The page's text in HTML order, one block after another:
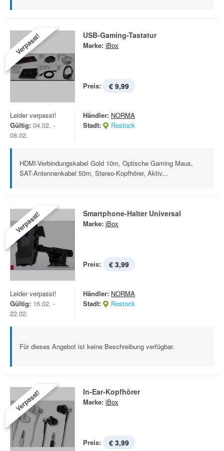
Verpasst! USB-Gaming-Tastatur
Marke: iBox
Preis: € 9,99
Leider verpasst!
Gültig: 04.02. -
08.02.
Händler: NORMA
Stadt:
Rostock
HDMI-Verbindungskabel Gold 10m, Optische Gaming Maus,
SAT-Antennenkabel 50m, Stereo-Kopfhörer, Aktiv...
Verpasst! Smartphone-Halter Universal
Marke: iBox
Preis: € 3,99
Leider verpasst!
Gültig: 16.02. -
22.02.
Händler: NORMA
Stadt:
Rostock
Für dieses Angebot ist keine Beschreibung verfügbar.
Verpasst! In-Ear-Kopfhörer
Marke: iBox
Preis: € 3,99